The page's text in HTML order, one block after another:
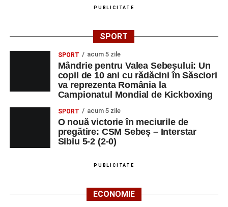
Despre comunitatea Sinaxa Educațională
„Sinaxa Educațională”
profesori, dedicată susținerii unei educații centrate pe
valorile creștin-ortodoxe și pe formarea caracterului
elevilor. Născută din experiența duhovnicească și
formativă a Mănăstirii Oașa, Sinaxa își propune să
sprijine profesorii în regăsirea motivației interioare,
oferindu-le nu doar instrumente metodice actuale, ci și
contexte de sprijin reciproc, colaborare și reconectare la
vocația pedagogică autentică.
Urmărește-ne pe Google News
PUBLICITATE
SPORT
SPORT acum 5 zile
Mândrie pentru Valea Sebeșului: Un
copil de 10 ani cu rădăcini în Săsciori
va reprezenta România la
Campionatul Mondial de Kickboxing
SPORT acum 5 zile
O nouă victorie în meciurile de
pregătire: CSM Sebeș – Interstar
Sibiu 5-2 (2-0)
PUBLICITATE
ECONOMIE